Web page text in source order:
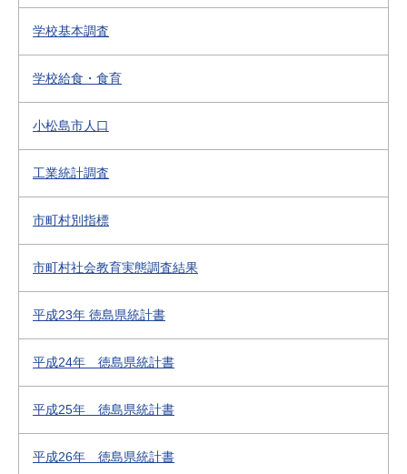
学校基本調査
学校給食・食育
小松島市人口
工業統計調査
市町村別指標
市町村社会教育実態調査結果
平成23年 徳島県統計書
平成24年 徳島県統計書
平成25年 徳島県統計書
平成26年 徳島県統計書